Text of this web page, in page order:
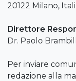
20122 Milano,
Direttore
Dr. Paolo
Per inviare
redazione alla